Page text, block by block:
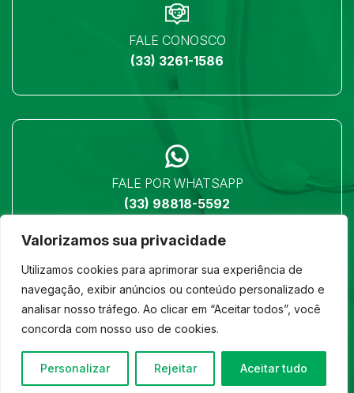
Valorizamos sua privacidade
Utilizamos cookies para aprimorar sua experiência de
navegação, exibir anúncios ou conteúdo personalizado e
analisar nosso tráfego. Ao clicar em “Aceitar todos”, você
concorda com nosso uso de cookies.
Personalizar Rejeitar Aceitar tudo
FALE CONOSCO
(33) 3261-1586
FALE POR WHATSAPP
(33) 98818-5592
LOCALIZAÇÃO